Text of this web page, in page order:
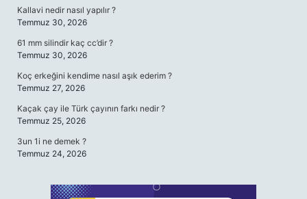
Kallavi nedir nasıl yapılır ?
Temmuz 30, 2026
61 mm silindir kaç cc’dir ?
Temmuz 30, 2026
Koç erkeğini kendime nasıl aşık ederim ?
Temmuz 27, 2026
Kaçak çay ile Türk çayının farkı nedir ?
Temmuz 25, 2026
3un 1i ne demek ?
Temmuz 24, 2026